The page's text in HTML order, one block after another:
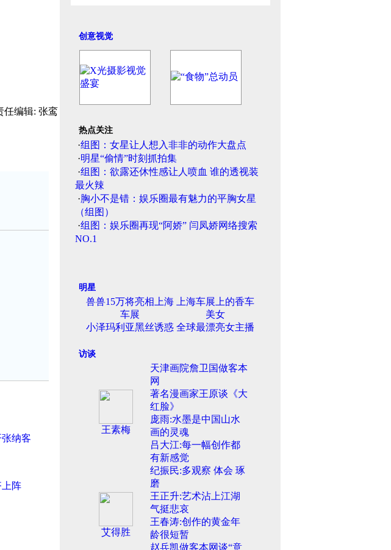
任编辑: 张鸾
纳客
阵
创意视觉
热点关注
·组图：女星让人想入非非的动作大盘点
·明星“偷情”时刻抓拍集
·组图：欲露还休性感让人喷血 谁的透视装
最火辣
·胸小不是错：娱乐圈最有魅力的平胸女星
（组图）
·组图：娱乐圈再现“阿娇” 闫凤娇网络搜索
NO.1
明星
兽兽15万将亮相上海
车展
上海车展上的香车
美女
小泽玛利亚黑丝诱惑 全球最漂亮女主播
访谈
王素梅
天津画院詹卫国做客本
网
著名漫画家王原谈《大
红脸》
庞雨:水墨是中国山水
画的灵魂
吕大江:每一幅创作都
有新感觉
艾得胜
纪振民:多观察 体会 琢
磨
王正升:艺术沾上江湖
气挺悲哀
王春涛:创作的黄金年
龄很短暂
赵兵凯做客本网谈“意